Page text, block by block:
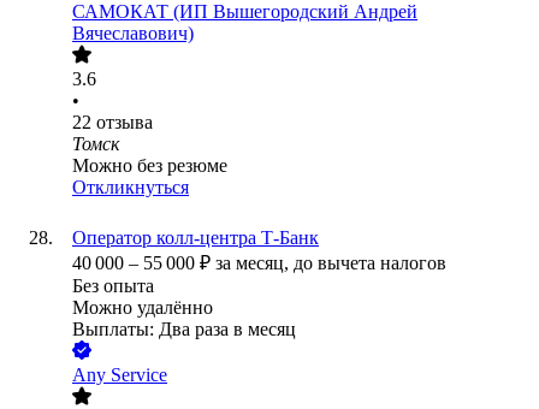
САМОКАТ (ИП Вышегородский Андрей
Вячеславович)
3.6
•
22 отзыва
Томск
Можно без резюме
Откликнуться
Оператор колл-центра Т-Банк
40 000 – 55 000 ₽ за месяц, до вычета налогов
Без опыта
Можно удалённо
Выплаты: Два раза в месяц
Any Service